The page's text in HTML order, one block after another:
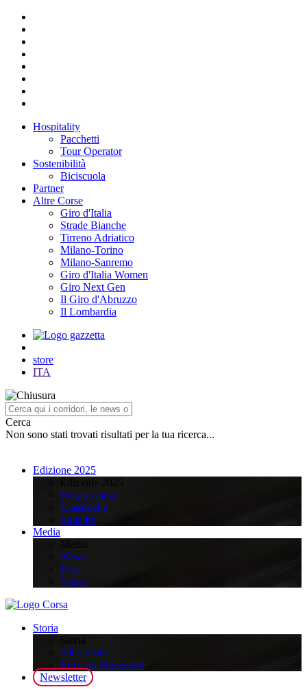
Hospitality
Pacchetti
Tour Operator
Sostenibilità
Biciscuola
Partner
Altre Corse
Giro d'Italia
Strade Bianche
Tirreno Adriatico
Milano-Torino
Milano-Sanremo
Giro d'Italia Women
Giro Next Gen
Il Giro d'Abruzzo
Il Lombardia
store
ITA
Cerca
Non sono stati trovati risultati per la tua ricerca...
Edizione 2025
Recap Corsa
Classifiche
Squadre
Media
News
Foto
Video
Storia
Albo d’oro
Edizioni Precedenti
Newsletter